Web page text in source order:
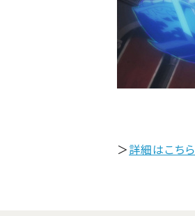
＞詳細はこちら